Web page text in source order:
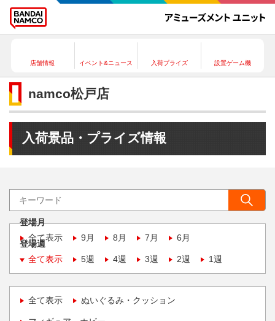
店舗情報 イベント&ニュース 入荷プライズ 設置ゲーム機
namco松戸店
入荷景品・プライズ情報
登場月
全て表示
9月 8月 7月 6月
登場週
全て表示
5週 4週 3週 2週 1週
全て表示 ぬいぐるみ・クッション